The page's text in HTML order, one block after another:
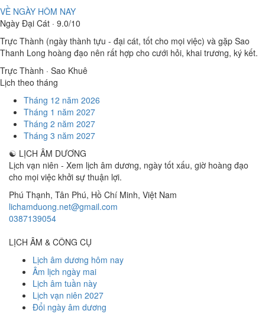
VỀ NGÀY HÔM NAY
Ngày Đại Cát · 9.0/10
Trực Thành (ngày thành tựu - đại cát, tốt cho mọi việc) và gặp Sao
Thanh Long hoàng đạo nên rất hợp cho cưới hỏi, khai trương, ký kết.
Trực Thành · Sao Khuê
Lịch theo tháng
Tháng 12 năm 2026
Tháng 1 năm 2027
Tháng 2 năm 2027
Tháng 3 năm 2027
☯ LỊCH ÂM DƯƠNG
Lịch vạn niên - Xem lịch âm dương, ngày tốt xấu, giờ hoàng đạo
cho mọi việc khởi sự thuận lợi.
Phú Thạnh, Tân Phú, Hồ Chí Minh, Việt Nam
lichamduong.net@gmail.com
0387139054
LỊCH ÂM & CÔNG CỤ
Lịch âm dương hôm nay
Âm lịch ngày mai
Lịch âm tuần này
Lịch vạn niên 2027
Đổi ngày âm dương